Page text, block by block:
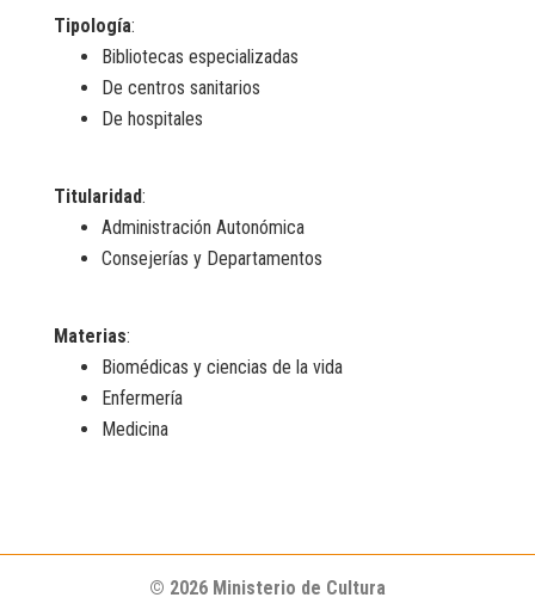
Tipología:
Bibliotecas especializadas
De centros sanitarios
De hospitales
Titularidad:
Administración Autonómica
Consejerías y Departamentos
Materias:
Biomédicas y ciencias de la vida
Enfermería
Medicina
© 2026 Ministerio de Cultura